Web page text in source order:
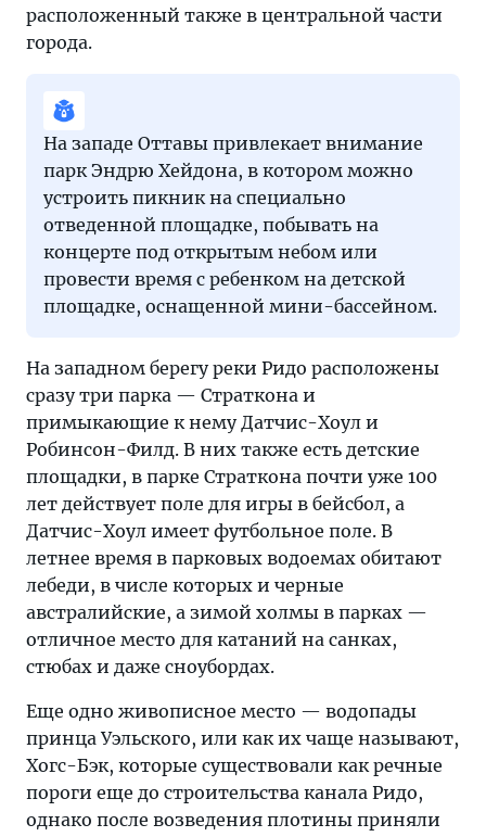
расположенный также в центральной части
города.
На западе Оттавы привлекает внимание
парк Эндрю Хейдона, в котором можно
устроить пикник на специально
отведенной площадке, побывать на
концерте под открытым небом или
провести время с ребенком на детской
площадке, оснащенной мини-бассейном.
На западном берегу реки Ридо расположены
сразу три парка — Страткона и
примыкающие к нему Датчис-Хоул и
Робинсон-Филд. В них также есть детские
площадки, в парке Страткона почти уже 100
лет действует поле для игры в бейсбол, а
Датчис-Хоул имеет футбольное поле. В
летнее время в парковых водоемах обитают
лебеди, в числе которых и черные
австралийские, а зимой холмы в парках —
отличное место для катаний на санках,
стюбах и даже сноубордах.
Еще одно живописное место — водопады
принца Уэльского, или как их чаще называют,
Хогс-Бэк, которые существовали как речные
пороги еще до строительства канала Ридо,
однако после возведения плотины приняли